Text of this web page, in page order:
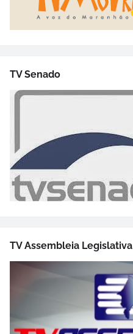
TV Senado
TV Assembleia Legislativa